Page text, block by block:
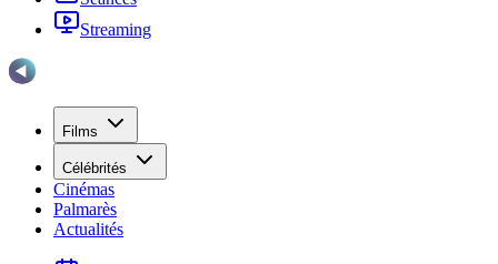
Streaming
Films
Célébrités
Cinémas
Palmarès
Actualités